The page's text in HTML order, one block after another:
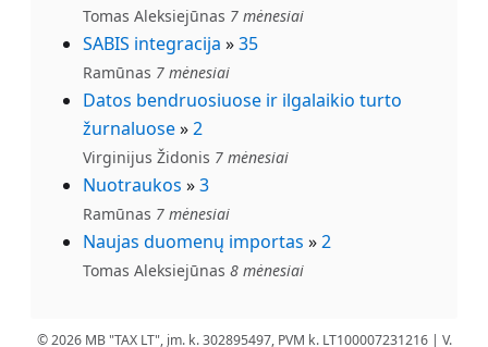
Tomas Aleksiejūnas 7 mėnesiai
SABIS integracija »35
Ramūnas 7 mėnesiai
Datos bendruosiuose ir ilgalaikio turto
žurnaluose»2
Virginijus Židonis 7 mėnesiai
Nuotraukos »3
Ramūnas 7 mėnesiai
Naujas duomenų importas »2
Tomas Aleksiejūnas 8 mėnesiai
© 2026 MB "TAX LT", įm. k. 302895497, PVM k. LT100007231216 | V.